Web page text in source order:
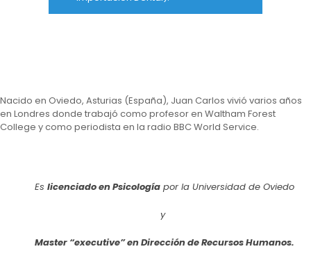
Nacido en Oviedo, Asturias (España), Juan Carlos vivió varios años
en Londres donde trabajó como profesor en Waltham Forest
College y como periodista en la radio BBC World Service.
Es licenciado en Psicologíapor la Universidad de Oviedo
y
Master “executive” en Dirección de Recursos Humanos.